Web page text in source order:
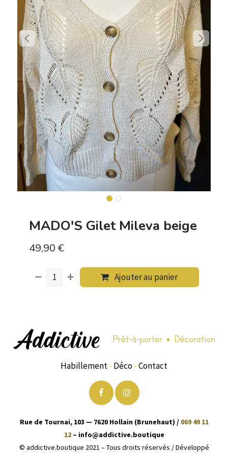
MADO'S Gilet Mileva beige
49,90 €
Ajouter au panier
Habillement- Déco-Contact
Rue de Tournai, 103 — 7620 Hollain (Brunehaut) / 069 49 11
12– info@addictive.boutique
© addictive.boutique 2021 – Tous droits réservés / Développé